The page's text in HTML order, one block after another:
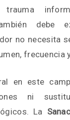
trauma
debe
no necesita
frecuencia
en este
ni
La